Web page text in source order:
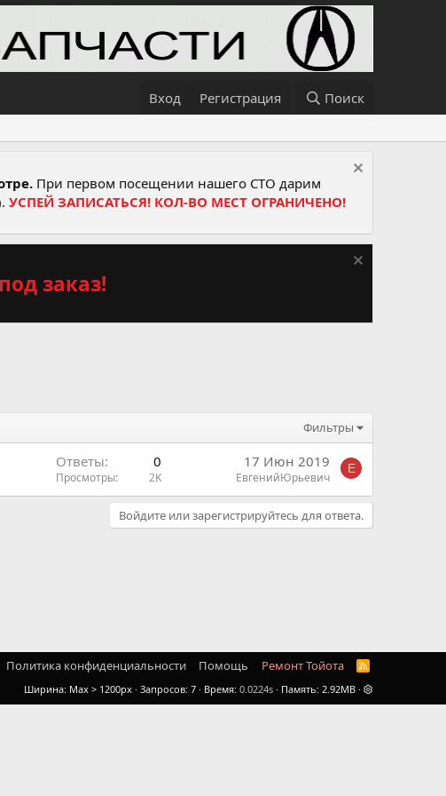
Вход Регистрация Поиск
При первом посещении нашего СТО дарим
УСПЕЙ ЗАПИСАТЬСЯ! КОЛ-ВО МЕСТ ОГРАНИЧЕНО!
заказ!
Фильтры
Ответы 0
Просмотры 2K
17 Июн 2019
ЕвгенийЮрьевич
Е
Войдите или зарегистрируйтесь для ответа.
Политика конфиденциальности Помощь Ремонт Тойота
R
S
Ширина Запросов 7 Время 0.0224s Память 2.92MB